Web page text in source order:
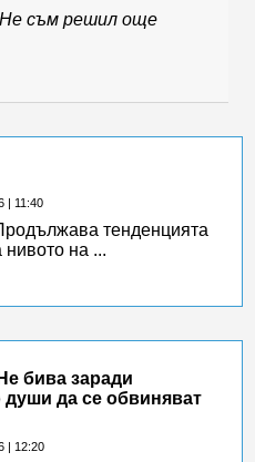
Не съм решил още
| 11:40
тенденцията
нивото на ...
бива заради
души да се обвиняват
| 12:20